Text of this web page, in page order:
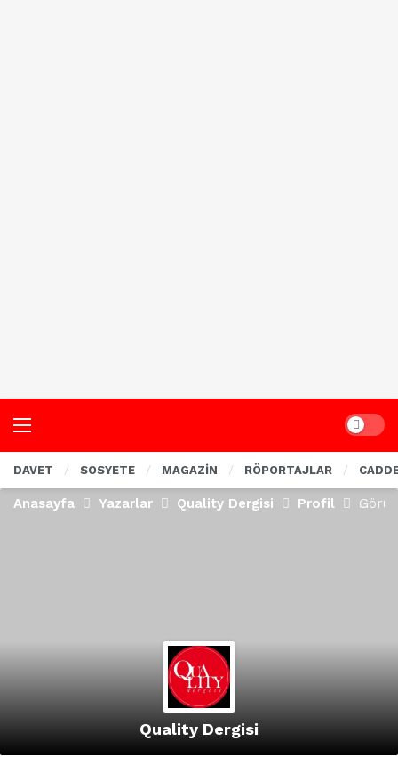
Dark
DAVET SOSYETE MAGAZİN RÖPORTAJLAR
Anasayfa Yazarlar Quality Dergisi Profil
Quality Dergisi